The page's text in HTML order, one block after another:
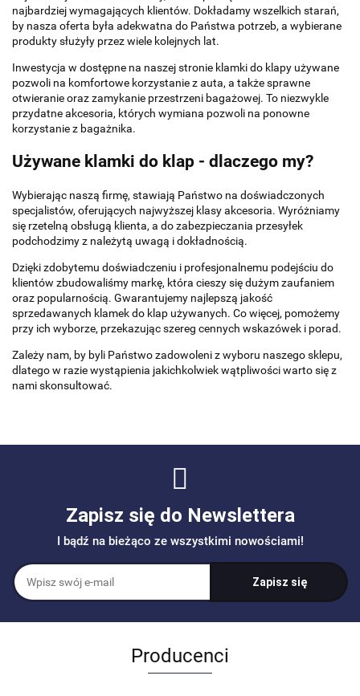
najbardziej wymagających klientów. Dokładamy wszelkich starań,
by nasza oferta była adekwatna do Państwa potrzeb, a wybierane
produkty służyły przez wiele kolejnych lat.
Inwestycja w dostępne na naszej stronie klamki do klapy używane
pozwoli na komfortowe korzystanie z auta, a także sprawne
otwieranie oraz zamykanie przestrzeni bagażowej. To niezwykle
przydatne akcesoria, których wymiana pozwoli na ponowne
korzystanie z bagażnika.
Używane klamki do klap - dlaczego my?
Wybierając naszą firmę, stawiają Państwo na doświadczonych
specjalistów, oferujących najwyższej klasy akcesoria. Wyróżniamy
się rzetelną obsługą klienta, a do zabezpieczania przesyłek
podchodzimy z należytą uwagą i dokładnością.
Dzięki zdobytemu doświadczeniu i profesjonalnemu podejściu do
klientów zbudowaliśmy markę, która cieszy się dużym zaufaniem
oraz popularnością. Gwarantujemy najlepszą jakość
sprzedawanych klamek do klap używanych. Co więcej, pomożemy
przy ich wyborze, przekazując szereg cennych wskazówek i porad.
Zależy nam, by byli Państwo zadowoleni z wyboru naszego sklepu,
dlatego w razie wystąpienia jakichkolwiek wątpliwości warto się z
nami skonsultować.
Zapisz się do Newslettera
I bądź na bieżąco ze wszystkimi nowościami!
Producenci